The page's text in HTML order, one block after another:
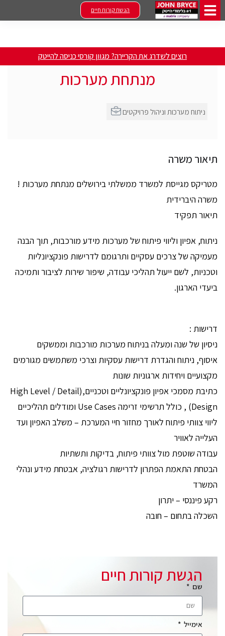
הגשת קורות חיים
רוצים לשדרג את הקריירה? מגוון קורסי כניסה להייטק
מנתחת מערכות
תיאור משרה
מטריקס מגייסת למשרד ממשלתי בירושלים מנתחת מערכות !
משרה היברידית
תיאור תפקיד
ניתוח, אפיון וליווי פיתוח של מערכות מידע מורכבות, תוך הבנה
מעמיקה של צרכים עסקיים ותרגומם לדרישות פונקציונליות
וטכניות, לשם ייעול תהליכי עבודה, שיפור שירות לציבור ותמיכה
ביעדי הארגון.
דרישות :
ניסיון של שנה ומעלה בניתוח מערכות מורכבות וממשקים
איסוף, ניתוח והגדרת דרישות עסקיות וצרכי משתמשים מגורמים
מקצועיים ויחידות ארגוניות שונות
כתיבת מסמכי אפיון פונקציונליים וטכניים,(High Level / Detail
Design) , כולל תרשימי זרימה Use Cases ומודלים תהליכיים
ליווי צוותי פיתוח לאורך מחזור חיי המערכת – משלב האפיון ועד
העלייה לאוויר
עבודה שוטפת מול צוותי פיתוח, בדיקות ותשתיות
הבטחת התאמת הפתרון לדרישות רגולציה, אבטחת מידע ונהלי
המשרד
רקע פיננסי – יתרון
השכלה בתחום – חובה
הגשת קורות חיים
שם
אימייל